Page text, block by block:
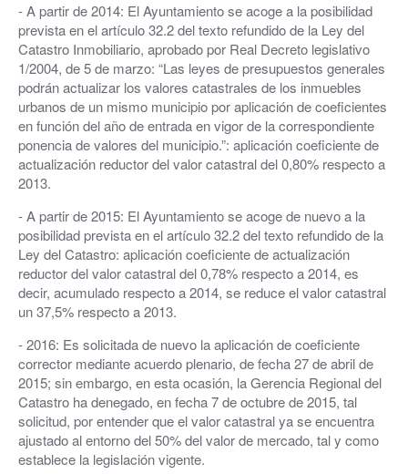
- A partir de 2014: El Ayuntamiento se acoge a la posibilidad
prevista en el artículo 32.2 del texto refundido de la Ley del
Catastro Inmobiliario, aprobado por Real Decreto legislativo
1/2004, de 5 de marzo: “Las leyes de presupuestos generales
podrán actualizar los valores catastrales de los inmuebles
urbanos de un mismo municipio por aplicación de coeficientes
en función del año de entrada en vigor de la correspondiente
ponencia de valores del municipio.”: aplicación coeficiente de
actualización reductor del valor catastral del 0,80% respecto a
2013.
- A partir de 2015: El Ayuntamiento se acoge de nuevo a la
posibilidad prevista en el artículo 32.2 del texto refundido de la
Ley del Catastro: aplicación coeficiente de actualización
reductor del valor catastral del 0,78% respecto a 2014, es
decir, acumulado respecto a 2014, se reduce el valor catastral
un 37,5% respecto a 2013.
- 2016: Es solicitada de nuevo la aplicación de coeficiente
corrector mediante acuerdo plenario, de fecha 27 de abril de
2015; sin embargo, en esta ocasión, la Gerencia Regional del
Catastro ha denegado, en fecha 7 de octubre de 2015, tal
solicitud, por entender que el valor catastral ya se encuentra
ajustado al entorno del 50% del valor de mercado, tal y como
establece la legislación vigente.